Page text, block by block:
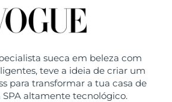
sueca em beleza com
teve a ideia de criar um
para transformar a tua casa de
altamente tecnológico.